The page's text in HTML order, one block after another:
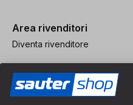
Area rivenditori
Diventa rivenditore